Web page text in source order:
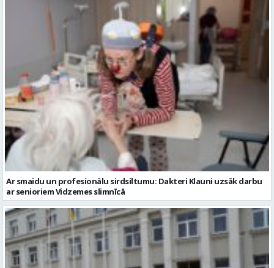
Ar smaidu un profesionālu sirdsiltumu: Dakteri Klauni uzsāk darbu
ar senioriem Vidzemes slimnīcā